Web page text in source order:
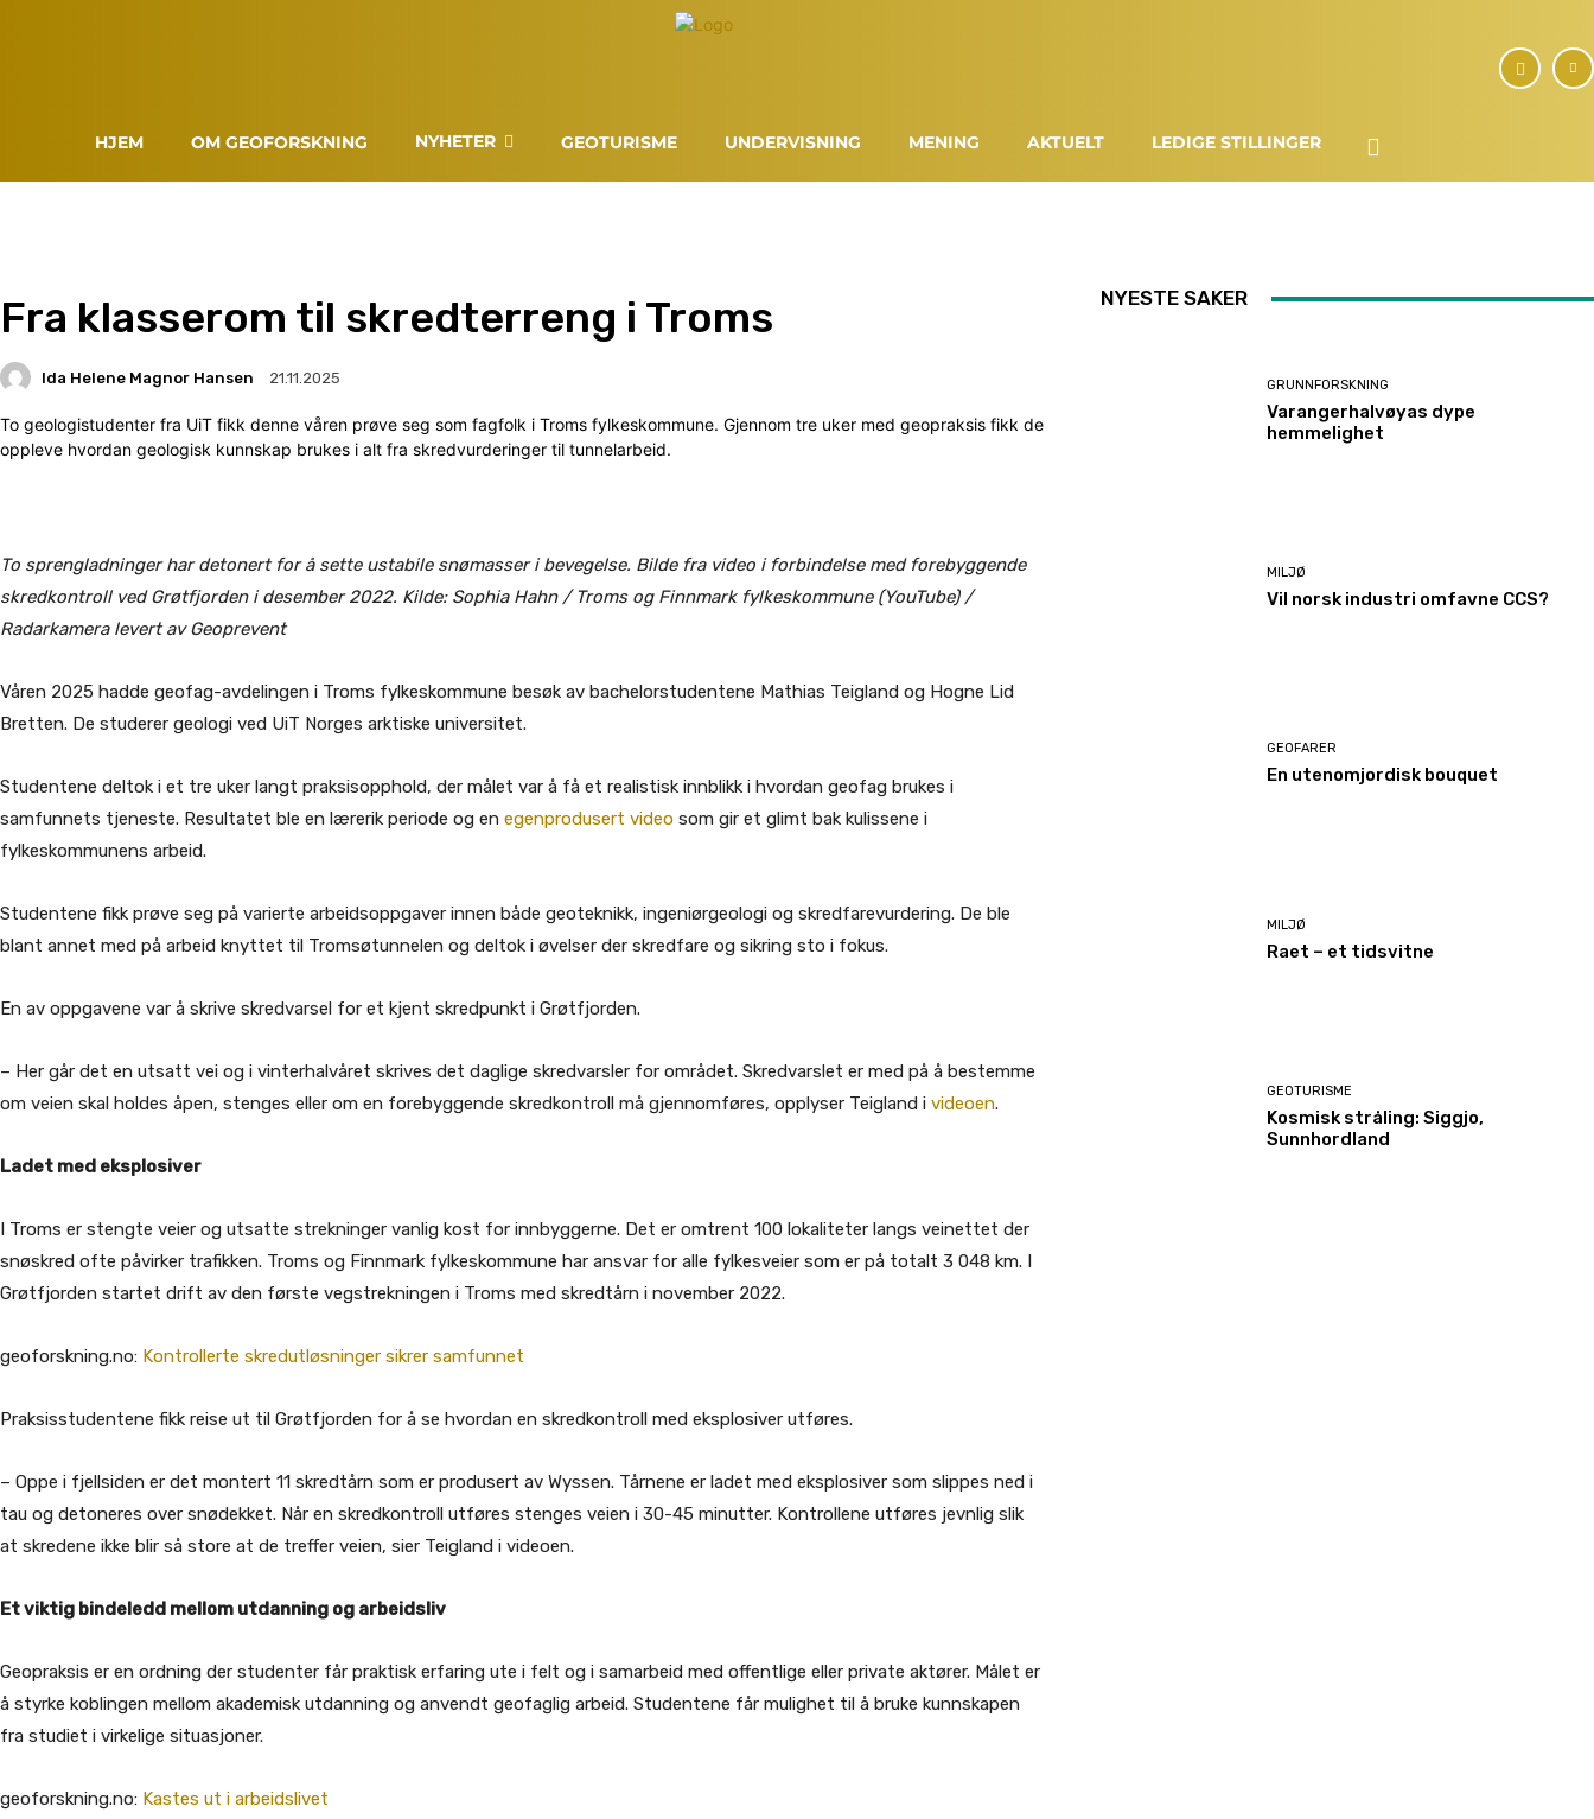
HJEM OM GEOFORSKNING NYHETER GEOTURISME UNDERVISNING MENING AKTUELT LEDIGE STILLINGER
Fra klasserom til skredterreng i Troms
Ida Helene Magnor Hansen 21.11.2025
To geologistudenter fra UiT fikk denne våren prøve seg som fagfolk i Troms fylkeskommune. Gjennom tre uker med geopraksis fikk de
oppleve hvordan geologisk kunnskap brukes i alt fra skredvurderinger til tunnelarbeid.
To sprengladninger har detonert for å sette ustabile snømasser i bevegelse. Bilde fra video i forbindelse med forebyggende
skredkontroll ved Grøtfjorden i desember 2022. Kilde: Sophia Hahn / Troms og Finnmark fylkeskommune (YouTube) /
Radarkamera levert av Geoprevent
Våren 2025 hadde geofag-avdelingen i Troms fylkeskommune besøk av bachelorstudentene Mathias Teigland og Hogne Lid
Bretten. De studerer geologi ved UiT Norges arktiske universitet.
Studentene deltok i et tre uker langt praksisopphold, der målet var å få et realistisk innblikk i hvordan geofag brukes i
samfunnets tjeneste. Resultatet ble en lærerik periode og en egenprodusert video som gir et glimt bak kulissene i
fylkeskommunens arbeid.
Studentene fikk prøve seg på varierte arbeidsoppgaver innen både geoteknikk, ingeniørgeologi og skredfarevurdering. De ble
blant annet med på arbeid knyttet til Tromsøtunnelen og deltok i øvelser der skredfare og sikring sto i fokus.
En av oppgavene var å skrive skredvarsel for et kjent skredpunkt i Grøtfjorden.
– Her går det en utsatt vei og i vinterhalvåret skrives det daglige skredvarsler for området. Skredvarslet er med på å bestemme
om veien skal holdes åpen, stenges eller om en forebyggende skredkontroll må gjennomføres, opplyser Teigland i videoen.
Ladet med eksplosiver
I Troms er stengte veier og utsatte strekninger vanlig kost for innbyggerne. Det er omtrent 100 lokaliteter langs veinettet der
snøskred ofte påvirker trafikken. Troms og Finnmark fylkeskommune har ansvar for alle fylkesveier som er på totalt 3 048 km. I
Grøtfjorden startet drift av den første vegstrekningen i Troms med skredtårn i november 2022.
geoforskning.no: Kontrollerte skredutløsninger sikrer samfunnet
Praksisstudentene fikk reise ut til Grøtfjorden for å se hvordan en skredkontroll med eksplosiver utføres.
– Oppe i fjellsiden er det montert 11 skredtårn som er produsert av Wyssen. Tårnene er ladet med eksplosiver som slippes ned i
tau og detoneres over snødekket. Når en skredkontroll utføres stenges veien i 30-45 minutter. Kontrollene utføres jevnlig slik
at skredene ikke blir så store at de treffer veien, sier Teigland i videoen.
Et viktig bindeledd mellom utdanning og arbeidsliv
Geopraksis er en ordning der studenter får praktisk erfaring ute i felt og i samarbeid med offentlige eller private aktører. Målet er
å styrke koblingen mellom akademisk utdanning og anvendt geofaglig arbeid. Studentene får mulighet til å bruke kunnskapen
fra studiet i virkelige situasjoner.
geoforskning.no: Kastes ut i arbeidslivet
NYESTE SAKER
GRUNNFORSKNING
Varangerhalvøyas dype
hemmelighet
MILJØ
Vil norsk industri omfavne CCS?
GEOFARER
En utenomjordisk bouquet
MILJØ
Raet – et tidsvitne
GEOTURISME
Kosmisk stråling: Siggjo,
Sunnhordland